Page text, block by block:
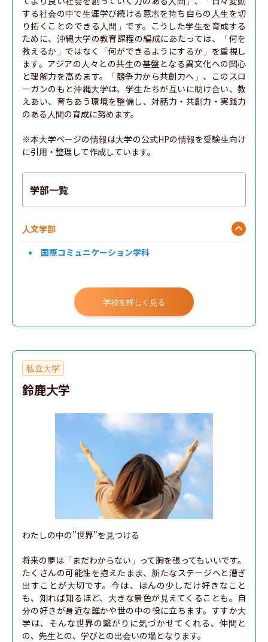
する社会の中で生涯学び続ける意志を持ち自らの人生を切
り拓くことのできる人間」です。こうした学生を育成する
ために、沖縄大学の教育課程の編成にあたっては、「何を
教えるか」ではなく「何ができるようにするか」を重視し
ます。アジアの人々との共生の基盤となる異文化への関心
と理解力を高めます。「競争力から共創力へ」、このスロ
ーガンのもと沖縄大学は、学生たちが互いに助け合い、教
えあい、育ちあう環境を整備し、対話力・共創力・実践力
のある人間の育成に努めます。
※本大学ページの情報は大学の公式HPの情報を受験生向け
に引用・整理して作成しています。
学部一覧
人文学部
国際コミュニケーション学科
学校を詳しく見る
私立大学
鈴鹿大学
わたしの中の”世界”を見つける
将来の夢は「まだわからない」って胸を張ってもいいです。
たくさんの可能性を抱えたまま、新たなステージへと漕ぎ
出すことが大切です。今は、ほんの少しだけ好きなこと
も、知れば知るほど、大きな景色が見えてくることも。自
分の好きが身近な誰かや世の中の役に立ちます。すすか大
学は、そんな世界の繋がりに気づかせてくれる、仲間と
の、先生との、学びとの出会いの場となります。